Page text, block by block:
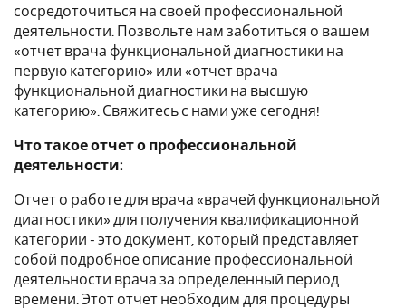
сосредоточиться на своей профессиональной
деятельности. Позвольте нам заботиться о вашем
«отчет врача функциональной диагностики на
первую категорию» или «отчет врача
функциональной диагностики на высшую
категорию». Свяжитесь с нами уже сегодня!
Что такое отчет о профессиональной
деятельности:
Отчет о работе для врача «врачей функциональной
диагностики» для получения квалификационной
категории - это документ, который представляет
собой подробное описание профессиональной
деятельности врача за определенный период
времени. Этот отчет необходим для процедуры